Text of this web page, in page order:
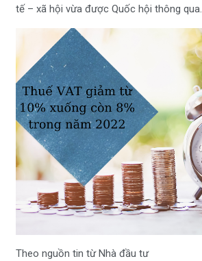
tế – xã hội vừa được Quốc hội thông qua.
Theo nguồn tin từ Nhà đầu tư